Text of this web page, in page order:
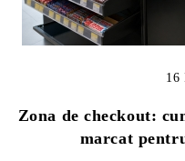
Zona de checkout:
marcat
16